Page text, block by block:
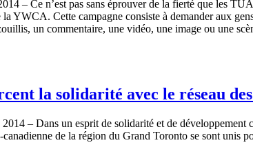
– Ce n’est pas sans éprouver de la fierté que les
la YWCA. Cette campagne consiste à demander aux
un commentaire, une vidéo, une image ou une
la solidarité avec le réseau
– Dans un esprit de solidarité et de développement
de la région du Grand Toronto se sont unis